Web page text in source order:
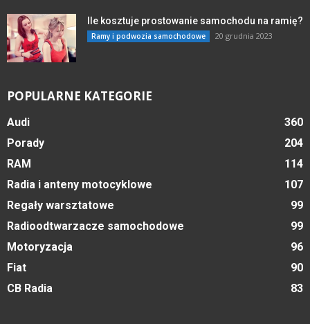
Ile kosztuje prostowanie samochodu na ramię?
Ramy i podwozia samochodowe 20 grudnia 2023
POPULARNE KATEGORIE
Audi
360
Porady
204
RAM
114
Radia i anteny motocyklowe
107
Regały warsztatowe
99
Radioodtwarzacze samochodowe
99
Motoryzacja
96
Fiat
90
CB Radia
83